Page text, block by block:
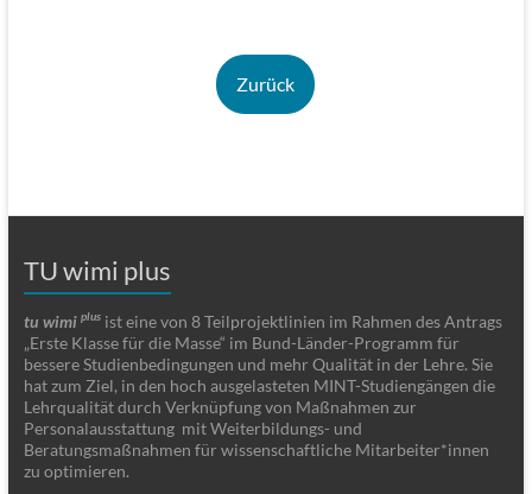
Zurück
TU wimi plus
tu wimi plusist eine von 8 Teilprojektlinien im Rahmen des Antrags
„Erste Klasse für die Masse“ im Bund-Länder-Programm für
bessere Studienbedingungen und mehr Qualität in der Lehre. Sie
hat zum Ziel, in den hoch ausgelasteten MINT-Studiengängen die
Lehrqualität durch Verknüpfung von Maßnahmen zur
Personalausstattung mit Weiterbildungs- und
Beratungsmaßnahmen für wissenschaftliche Mitarbeiter*innen
zu optimieren.